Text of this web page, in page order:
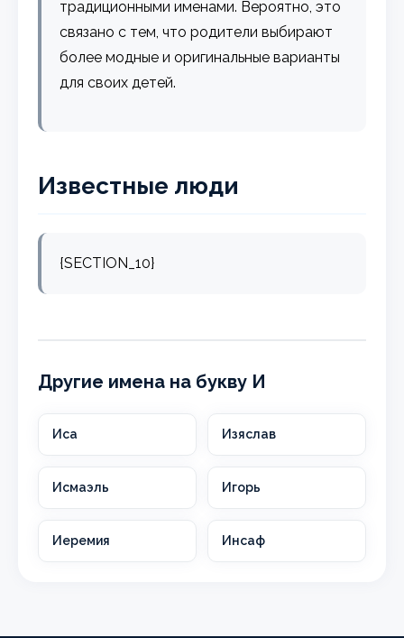
традиционными именами. Вероятно, это
связано с тем, что родители выбирают
более модные и оригинальные варианты
для своих детей.
Известные люди
{SECTION_10}
Другие имена на букву И
Иса Изяслав
Исмаэль Игорь
Иеремия Инсаф